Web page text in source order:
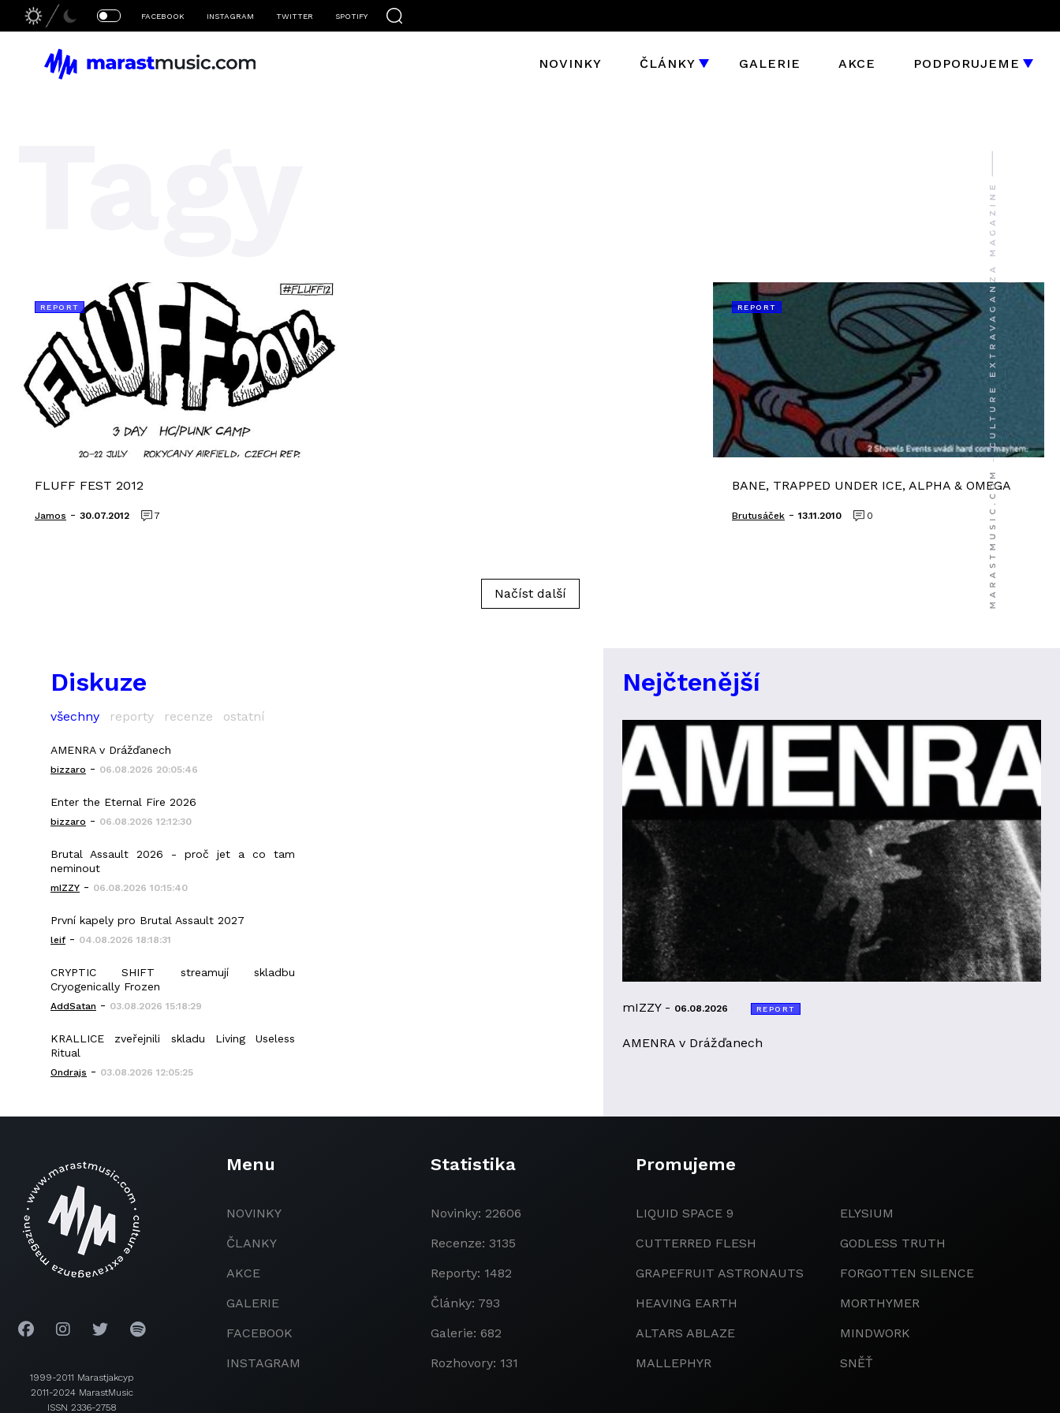
FACEBOOK INSTAGRAM TWITTER SPOTIFY
NOVINKY ČLÁNKY GALERIE AKCE PODPORUJEME
REPORT
FLUFF FEST 2012
Jamos - 30.07.2012 7
REPORT
BANE, TRAPPED UNDER ICE, ALPHA & OMEGA
Brutusáček - 13.11.2010 0
Načíst další
Diskuze
všechny reporty recenze ostatní
AMENRA v Drážďanech
bizzaro - 06.08.2026 20:05:46
Enter the Eternal Fire 2026
bizzaro - 06.08.2026 12:12:30
Brutal Assault 2026 - proč jet a co tam
neminout
mIZZY - 06.08.2026 10:15:40
První kapely pro Brutal Assault 2027
leif - 04.08.2026 18:18:31
CRYPTIC SHIFT streamují skladbu
Cryogenically Frozen
AddSatan - 03.08.2026 15:18:29
KRALLICE zveřejnili skladu Living Useless
Ritual
Ondrajs - 03.08.2026 12:05:25
Nejčtenější
mIZZY - 06.08.2026 REPORT
AMENRA v Drážďanech
1999-2011 Marastjakcyp
2011-2024 MarastMusic
ISSN 2336-2758
Menu
NOVINKY
ČLANKY
AKCE
GALERIE
FACEBOOK
INSTAGRAM
Statistika
Novinky: 22606
Recenze: 3135
Reporty: 1482
Články: 793
Galerie: 682
Rozhovory: 131
Promujeme
LIQUID SPACE 9
CUTTERRED FLESH
GRAPEFRUIT ASTRONAUTS
HEAVING EARTH
ALTARS ABLAZE
MALLEPHYR
ELYSIUM
GODLESS TRUTH
FORGOTTEN SILENCE
MORTHYMER
MINDWORK
SNĚŤ